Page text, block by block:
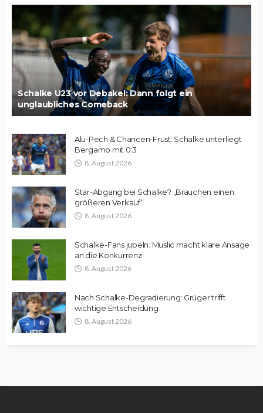
Schalke U23 vor Debakel: Dann folgt ein
unglaubliches Comeback
Alu-Pech & Chancen-Frust: Schalke unterliegt
Bergamo mit 0:3
8. August 2026
Star-Abgang bei Schalke? „Brauchen einen
größeren Verkauf“
8. August 2026
Schalke-Fans jubeln: Muslic macht klare Ansage
an die Konkurrenz
8. August 2026
Nach Schalke-Degradierung: Grüger trifft
wichtige Entscheidung
8. August 2026